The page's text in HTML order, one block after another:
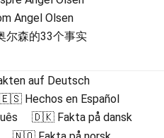
Angel Olsen
森的33个事实
auf Deutsch
🇪🇸 Hechos en Español
🇩🇰 Fakta på dansk